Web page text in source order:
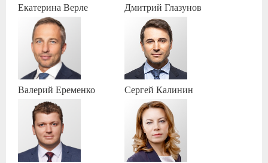
Екатерина Верле Дмитрий Глазунов
Валерий Еременко Сергей Калинин